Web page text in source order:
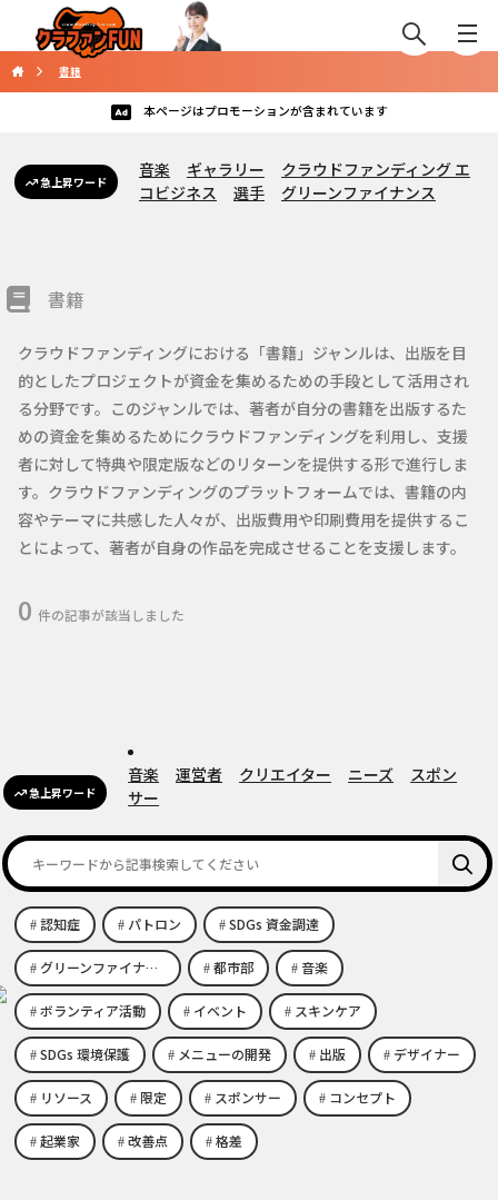
書籍
本ページはプロモーションが含まれています
急上昇ワード
音楽 ギャラリー
クラウドファンディング エ
コビジネス
選手 グリーンファイナンス
書籍
クラウドファンディングにおける「書籍」ジャンルは、出版を目
的としたプロジェクトが資金を集めるための手段として活用され
る分野です。このジャンルでは、著者が自分の書籍を出版するた
めの資金を集めるためにクラウドファンディングを利用し、支援
者に対して特典や限定版などのリターンを提供する形で進行しま
す。クラウドファンディングのプラットフォームでは、書籍の内
容やテーマに共感した人々が、出版費用や印刷費用を提供するこ
とによって、著者が自身の作品を完成させることを支援します。
0 件の記事が該当しました
急上昇ワード
音楽 運営者 クリエイター ニーズ
スポン
サー
認知症 パトロン SDGs 資金調達
グリーンファイナンス 都市部 音楽
ボランティア活動 イベント スキンケア
SDGs 環境保護 メニューの開発 出版 デザイナー
リソース 限定 スポンサー コンセプト
起業家 改善点 格差